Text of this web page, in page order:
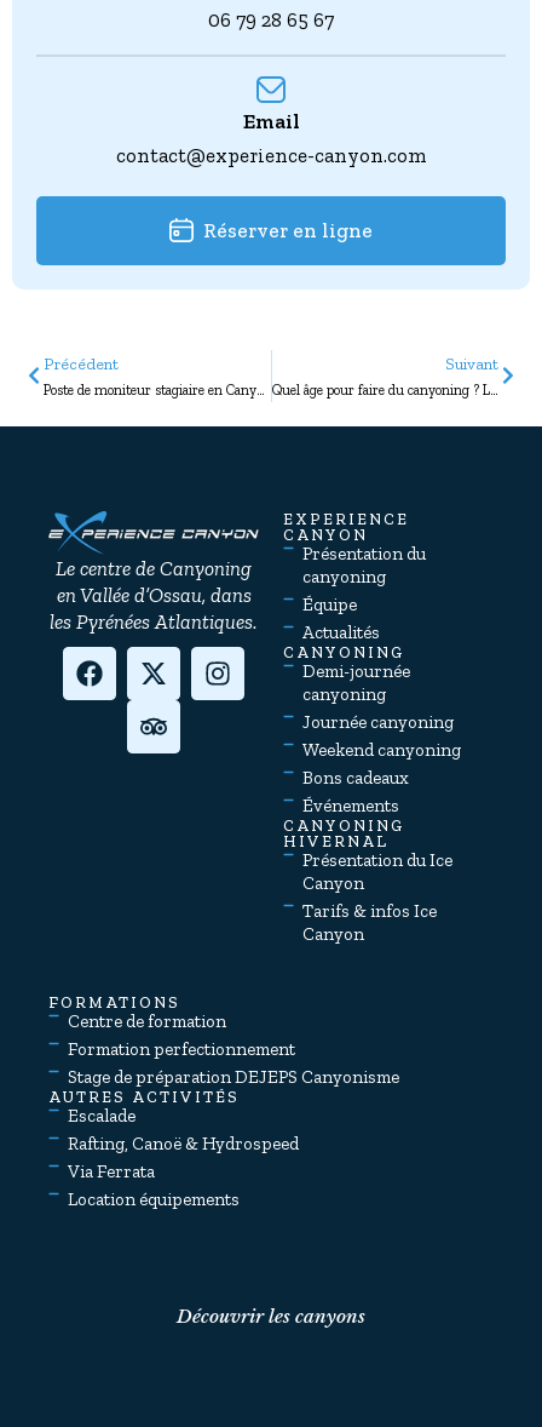
06 79 28 65 67
Email
contact@experience-canyon.com
Réserver en ligne
Précédent
Poste de moniteur stagiaire en Canyoning pour la saison 2023
Suivant
Quel âge pour faire du canyoning ? Les réponses à vos questions
Le centre de Canyoning
en Vallée d’Ossau, dans
les Pyrénées Atlantiques.
EXPERIENCE
CANYON
Présentation du
canyoning
Équipe
Actualités
CANYONING
Demi-journée
canyoning
Journée canyoning
Weekend canyoning
Bons cadeaux
Événements
CANYONING
HIVERNAL
Présentation du Ice
Canyon
Tarifs & infos Ice
Canyon
FORMATIONS
Centre de formation
Formation perfectionnement
Stage de préparation DEJEPS Canyonisme
AUTRES ACTIVITÉS
Escalade
Rafting, Canoë & Hydrospeed
Via Ferrata
Location équipements
Découvrir les canyons